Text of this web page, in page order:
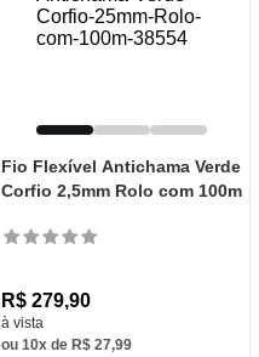
Fio Flexível Antichama Verde
Corfio 2,5mm Rolo com 100m
R$ 279,90
à vista
ou 10x de R$ 27,99